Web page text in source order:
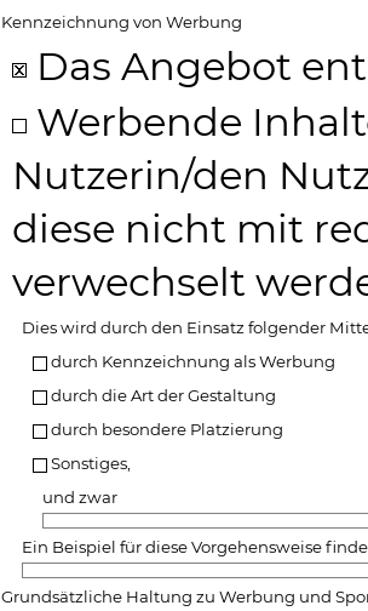
Kennzeichnung von Werbung
Das Angebot
Werbende
Nutzerin/den
diese nicht mit
verwechselt
Dies wird durch den Einsatz folgender
durch Kennzeichnung als Werbung
durch die Art der Gestaltung
durch besondere Platzierung
Sonstiges,
und zwar
Ein Beispiel für diese Vorgehensweise
Grundsätzliche Haltung zu Werbung und